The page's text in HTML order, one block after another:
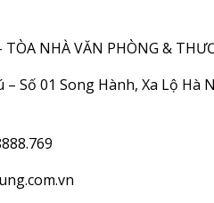
TÒA NHÀ VĂN PHÒNG &
Số 01 Song Hành, Xa Lộ Hà